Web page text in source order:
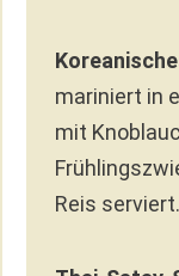
mariniert in
mit
Reis serviert.